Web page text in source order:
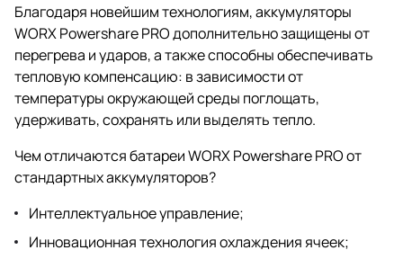
Благодаря новейшим технологиям, аккумуляторы
WORX Powershare PRO дополнительно защищены от
перегрева и ударов, а также способны обеспечивать
тепловую компенсацию: в зависимости от
температуры окружающей среды поглощать,
удерживать, сохранять или выделять тепло.
Чем отличаются батареи WORX Powershare PRO от
стандартных аккумуляторов?
Интеллектуальное управление;
Инновационная технология охлаждения ячеек;